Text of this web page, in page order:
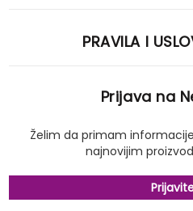
PRAVILA I
Prijava na
Želim da primam
najnovijim